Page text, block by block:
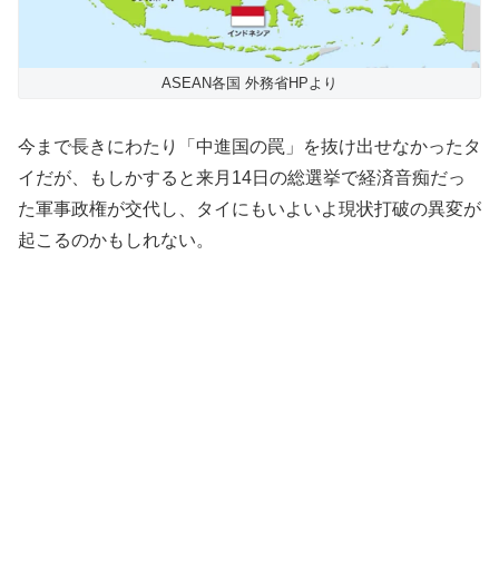
ASEAN各国 外務省HPより
今まで長きにわたり「中進国の罠」を抜け出せなかったタ
イだが、もしかすると来月14日の総選挙で経済音痴だっ
た軍事政権が交代し、タイにもいよいよ現状打破の異変が
起こるのかもしれない。